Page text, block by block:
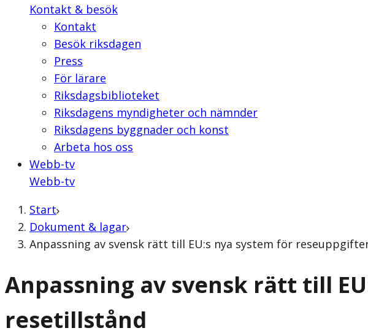
Kontakt & besök
Kontakt
Besök riksdagen
Press
För lärare
Riksdagsbiblioteket
Riksdagens myndigheter och nämnder
Riksdagens byggnader och konst
Arbeta hos oss
Webb-tv
Webb-tv
Start
Dokument & lagar
Anpassning av svensk rätt till EU:s nya system för
Anpassning av svensk rätt till
resetillstånd